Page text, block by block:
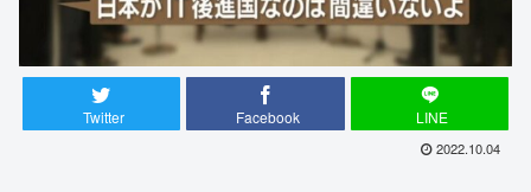
Twitter Facebook LINE
2022.10.04